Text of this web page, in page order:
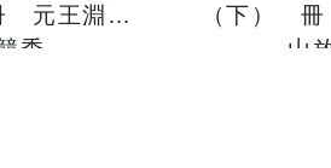
元王淵秋
秀
（下）
山